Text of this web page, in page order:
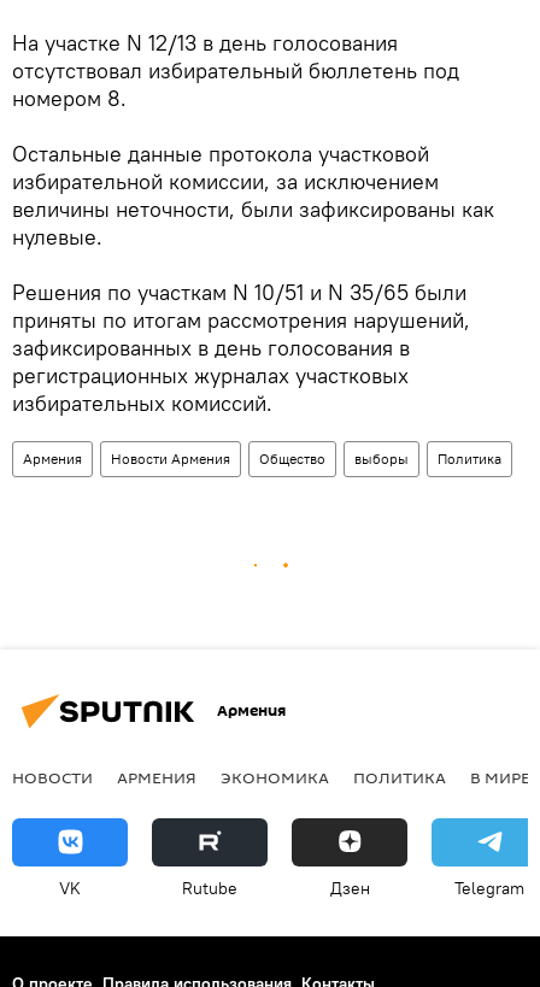
На участке N 12/13 в день голосования
отсутствовал избирательный бюллетень под
номером 8.
Остальные данные протокола участковой
избирательной комиссии, за исключением
величины неточности, были зафиксированы как
нулевые.
Решения по участкам N 10/51 и N 35/65 были
приняты по итогам рассмотрения нарушений,
зафиксированных в день голосования в
регистрационных журналах участковых
избирательных комиссий.
Армения Новости Армения Общество выборы Политика
Армения
НОВОСТИ АРМЕНИЯ ЭКОНОМИКА ПОЛИТИКА В МИРЕ
VK Rutube Дзен Telegram